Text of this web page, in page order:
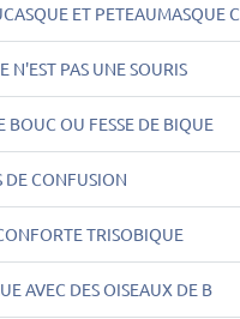
ET PETEAUMASQUE C
N'EST PAS UNE SOURIS
BOUC OU FESSE DE BIQUE
DE CONFUSION
TRISOBIQUE
AVEC DES OISEAUX DE B